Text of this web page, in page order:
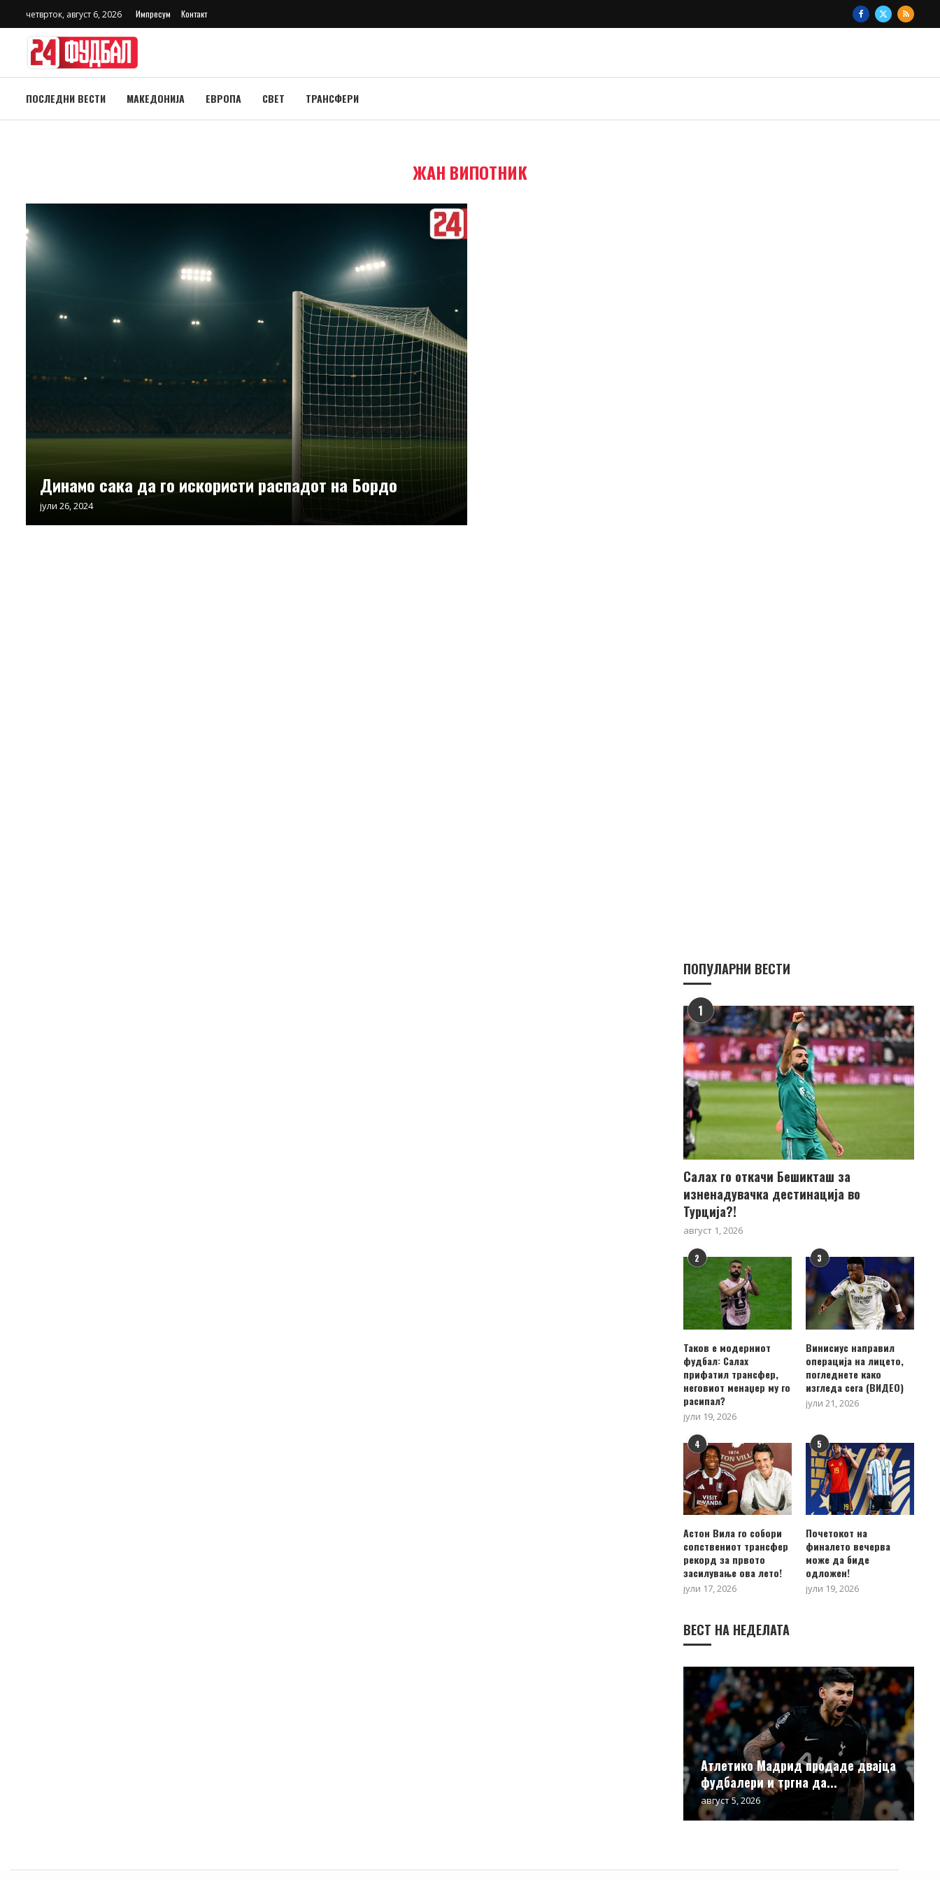
четврток, август 6, 2026 Импресум Контакт
ПОСЛЕДНИ ВЕСТИ МАКЕДОНИЈА ЕВРОПА СВЕТ ТРАНСФЕРИ
ЖАН ВИПОТНИК
Динамо сака да го искористи распадот на Бордо
јули 26, 2024
ПОПУЛАРНИ ВЕСТИ
1
Салах го откачи Бешикташ за
изненадувачка дестинација во
Турција?!
август 1, 2026
2
Таков е модерниот
фудбал: Салах
прифатил трансфер,
неговиот менаџер му го
расипал?
јули 19, 2026
3
Винисиус направил
операција на лицето,
погледнете како
изгледа сега (ВИДЕО)
јули 21, 2026
4
Астон Вила го собори
сопствениот трансфер
рекорд за првото
засилување ова лето!
јули 17, 2026
5
Почетокот на
финалето вечерва
може да биде
одложен!
јули 19, 2026
ВЕСТ НА НЕДЕЛАТА
Атлетико Мадрид продаде двајца
фудбалери и тргна да...
август 5, 2026